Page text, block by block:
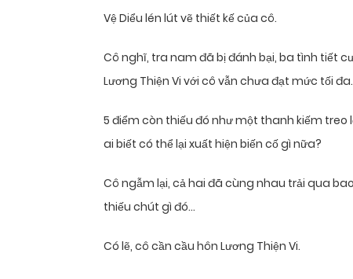
Vệ Diểu lén lút vẽ thiết kế của cô.
Cô nghĩ, tra nam đã bị đánh bại, ba tình tiết
Lương Thiện Vi với cô vẫn chưa đạt mức tối đa.
5 điểm còn thiếu đó như một thanh kiếm treo
ai biết có thể lại xuất hiện biến cố gì nữa?
Cô ngẫm lại, cả hai đã cùng nhau trải qua
thiếu chút gì đó…
Có lẽ, cô cần cầu hôn Lương Thiện Vi.